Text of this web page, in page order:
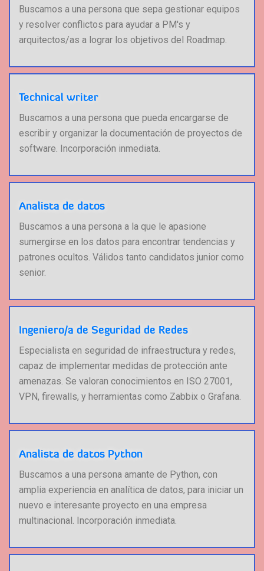
Buscamos a una persona que sepa gestionar equipos
y resolver conflictos para ayudar a PM's y
arquitectos/as a lograr los objetivos del Roadmap.
Technical writer
Buscamos a una persona que pueda encargarse de
escribir y organizar la documentación de proyectos de
software. Incorporación inmediata.
Analista de datos
Buscamos a una persona a la que le apasione
sumergirse en los datos para encontrar tendencias y
patrones ocultos. Válidos tanto candidatos junior como
senior.
Ingeniero/a de Seguridad de Redes
Especialista en seguridad de infraestructura y redes,
capaz de implementar medidas de protección ante
amenazas. Se valoran conocimientos en ISO 27001,
VPN, firewalls, y herramientas como Zabbix o Grafana.
Analista de datos Python
Buscamos a una persona amante de Python, con
amplia experiencia en analítica de datos, para iniciar un
nuevo e interesante proyecto en una empresa
multinacional. Incorporación inmediata.